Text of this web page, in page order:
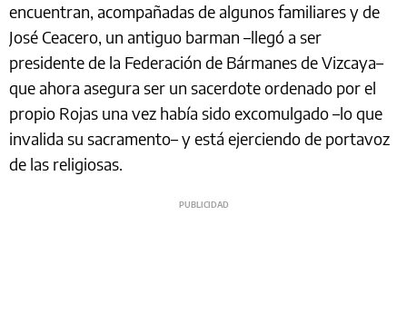
encuentran, acompañadas de algunos familiares y de
José Ceacero, un antiguo barman –llegó a ser
presidente de la Federación de Bármanes de Vizcaya–
que ahora asegura ser un sacerdote ordenado por el
propio Rojas una vez había sido excomulgado –lo que
invalida su sacramento– y está ejerciendo de portavoz
de las religiosas.